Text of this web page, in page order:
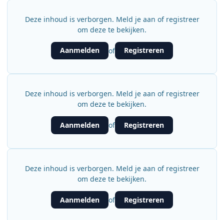
Deze inhoud is verborgen. Meld je aan of registreer
om deze te bekijken.
Aanmelden of Registreren
Deze inhoud is verborgen. Meld je aan of registreer
om deze te bekijken.
Aanmelden of Registreren
Deze inhoud is verborgen. Meld je aan of registreer
om deze te bekijken.
Aanmelden of Registreren